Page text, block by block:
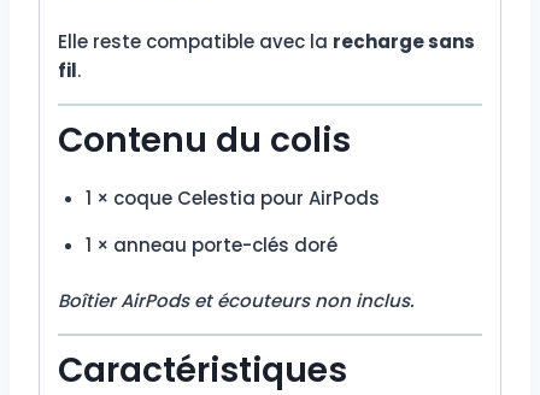
Elle reste compatible avec la recharge sans
fil.
Contenu du colis
1 × coque Celestia pour AirPods
1 × anneau porte-clés doré
Boîtier AirPods et écouteurs non inclus.
Caractéristiques